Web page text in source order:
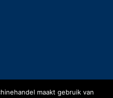
maakt gebruik van